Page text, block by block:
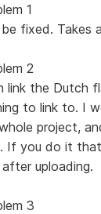
1
be fixed. Takes
2
link the Dutch
to link to. I
project,
If you do it
uploading.
3